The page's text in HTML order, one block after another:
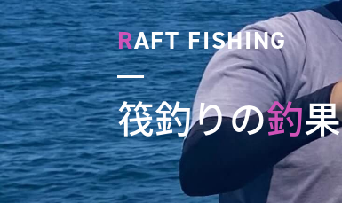
RAFT FISHING
筏釣りの釣果